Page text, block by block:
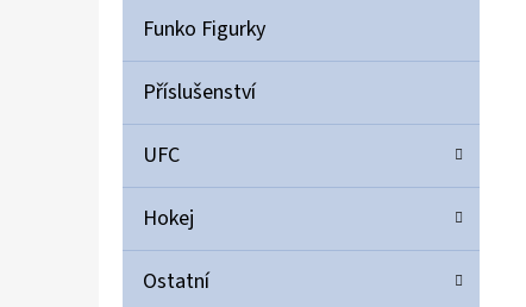
Funko Figurky
Příslušenství
UFC
Hokej
Ostatní